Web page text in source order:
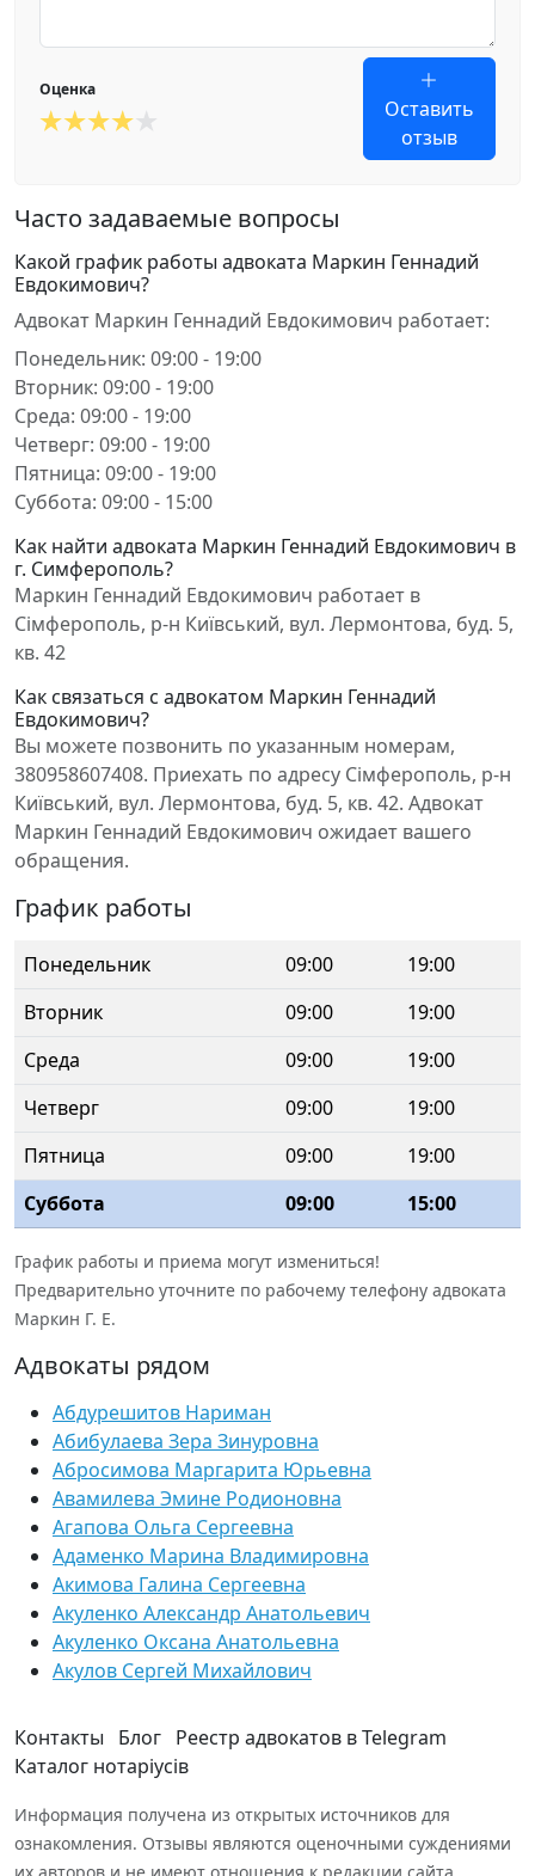
Оценка
Оставить
отзыв
Часто задаваемые вопросы
Какой график работы адвоката Маркин Геннадий
Евдокимович?
Адвокат Маркин Геннадий Евдокимович работает:
Понедельник: 09:00 - 19:00
Вторник: 09:00 - 19:00
Среда: 09:00 - 19:00
Четверг: 09:00 - 19:00
Пятница: 09:00 - 19:00
Суббота: 09:00 - 15:00
Как найти адвоката Маркин Геннадий Евдокимович в
г. Симферополь?
Маркин Геннадий Евдокимович работает в
Сімферополь, р-н Київський, вул. Лермонтова, буд. 5,
кв. 42
Как связаться с адвокатом Маркин Геннадий
Евдокимович?
Вы можете позвонить по указанным номерам,
380958607408. Приехать по адресу Сімферополь, р-н
Київський, вул. Лермонтова, буд. 5, кв. 42. Адвокат
Маркин Геннадий Евдокимович ожидает вашего
обращения.
График работы
Понедельник 09:00
19:00
Вторник
09:00
19:00
Среда
09:00
19:00
Четверг
09:00
19:00
Пятница
09:00
19:00
Суббота
09:00 15:00
График работы и приема могут измениться!
Предварительно уточните по рабочему телефону адвоката
Маркин Г. Е.
Адвокаты рядом
Абдурешитов Нариман
Абибулаева Зера Зинуровна
Абросимова Маргарита Юрьевна
Авамилева Эмине Родионовна
Агапова Ольга Сергеевна
Адаменко Марина Владимировна
Акимова Галина Сергеевна
Акуленко Александр Анатольевич
Акуленко Оксана Анатольевна
Акулов Сергей Михайлович
Контакты Блог Реестр адвокатов в Telegram
Каталог нотаріусів
Информация получена из открытых источников для
ознакомления. Отзывы являются оценочными суждениями